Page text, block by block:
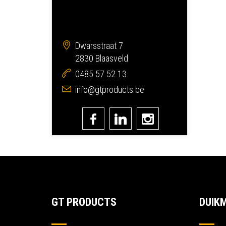
Dwarsstraat 7
2830 Blaasveld
0485 57 52 13
info@gtproducts.be
GT PRODUCTS